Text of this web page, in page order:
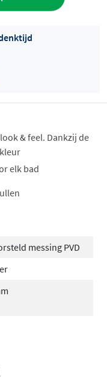
& feel. Dankzij de
elk bad
messing PVD